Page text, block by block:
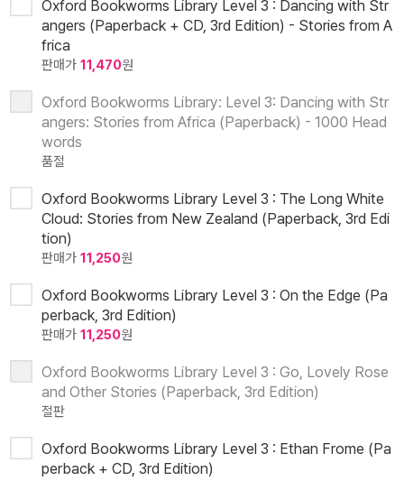
Oxford Bookworms Library Level 3 : Dancing with Str
angers (Paperback + CD, 3rd Edition) - Stories from A
frica
판매가 11,470원
Oxford Bookworms Library: Level 3: Dancing with Str
angers: Stories from Africa (Paperback) - 1000 Head
words
품절
Oxford Bookworms Library Level 3 : The Long White
Cloud: Stories from New Zealand (Paperback, 3rd Edi
tion)
판매가 11,250원
Oxford Bookworms Library Level 3 : On the Edge (Pa
perback, 3rd Edition)
판매가 11,250원
Oxford Bookworms Library Level 3 : Go, Lovely Rose
and Other Stories (Paperback, 3rd Edition)
절판
Oxford Bookworms Library Level 3 : Ethan Frome (Pa
perback + CD, 3rd Edition)